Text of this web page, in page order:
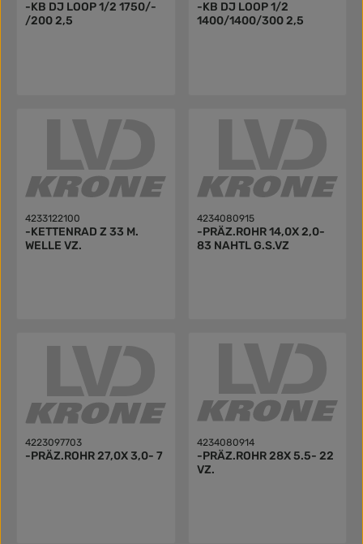
-KB DJ LOOP 1/2 1750/-
/200 2,5
-KB DJ LOOP 1/2
1400/1400/300 2,5
4233122100
-KETTENRAD Z 33 M.
WELLE VZ.
4234080915
-PRÄZ.ROHR 14,0X 2,0-
83 NAHTL G.S.VZ
4223097703
-PRÄZ.ROHR 27,0X 3,0- 7
4234080914
-PRÄZ.ROHR 28X 5.5- 22
VZ.